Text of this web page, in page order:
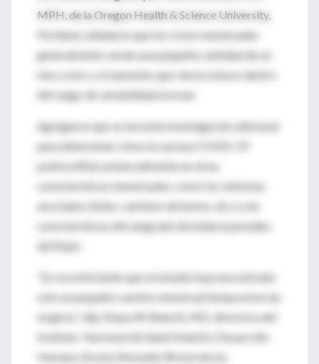
MPH, de la Oregon Health & Science University,
Portland, señalaron que los ciclos menstruales
generalmente varían una pequeña cantidad de un
mes a otro, y el aumento que vieron estuvo dentro
del rango de variabilidad normal.
Agregaron que se necesita investigación adicional
para determinar cómo la vacuna COVID-19
podría influir potencialmente en otras
características menstruales, como los síntomas
asociados (dolor, cambios de humor, etc.) y las
características del sangrado (incluida la pesadez
del flujo).
“Es reconfortante que el estudio haya encontrado
solo un pequeño cambio menstrual temporal en las
mujeres”, dijo Diana W. Bianchi, MD, directora del
Instituto
Nacional de Salud Infantil y Desarrollo
Humano
Eunice Kennedy Shriver de los